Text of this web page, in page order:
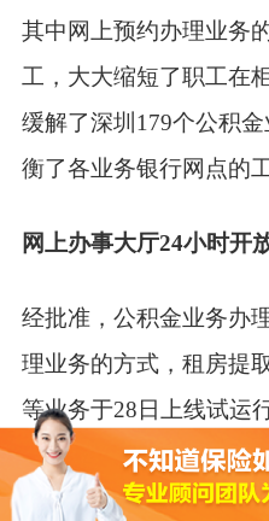
其中网上预约办理业务
工，大大缩短了职工在
缓解了深圳179个公积
衡了各业务银行网点的
网上办事大厅24小时开
经批准，公积金业务办
理业务的方式，租房提
等业务于28日上线试运
则上只受理网上预约成